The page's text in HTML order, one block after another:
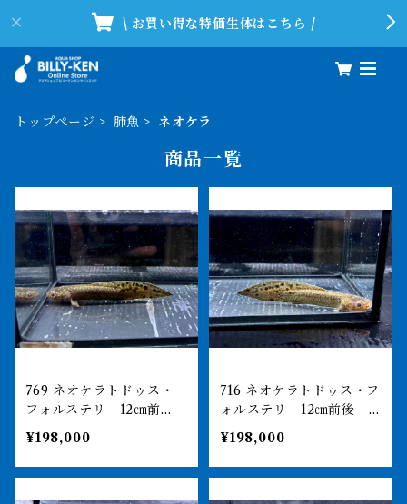
\ お買い得な特価生体はこちら /
トップページ 肺魚 ネオケラ
商品一覧
769 ネオケラトドゥス・
フォルステリ 12㎝前
後 ブリスベンリバー 証
明書あり 2310
¥198,000
716 ネオケラトドゥス・フ
ォルステリ 12㎝前後
ブリスベンリバー 証明書
あり 2310
¥198,000